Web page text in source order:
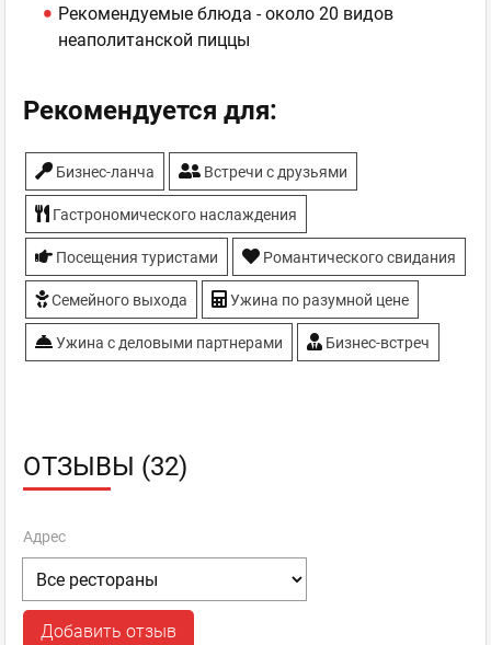
Рекомендуемые блюда - около 20 видов
неаполитанской пиццы
Рекомендуется для:
Бизнес-ланча Встречи с друзьями
Гастрономического наслаждения
Посещения туристами Романтического свидания
Семейного выхода Ужина по разумной цене
Ужина с деловыми партнерами Бизнес-встреч
ОТЗЫВЫ (32)
Адрес
Добавить отзыв